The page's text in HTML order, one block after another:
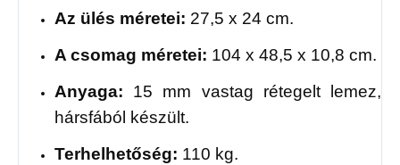
Az ülés méretei: 27,5 x 24 cm.
A csomag méretei: 104 x 48,5 x 10,8 cm.
Anyaga: 15 mm vastag rétegelt lemez,
hársfából készült.
Terhelhetőség: 110 kg.